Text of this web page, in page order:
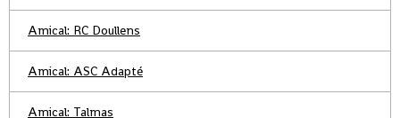
Amical: RC Doullens
Amical: ASC Adapté
Amical: Talmas